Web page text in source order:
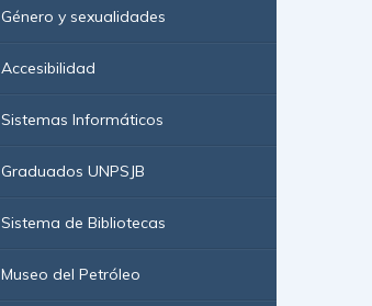
Género y sexualidades
Accesibilidad
Sistemas Informáticos
Graduados UNPSJB
Sistema de Bibliotecas
Museo del Petróleo